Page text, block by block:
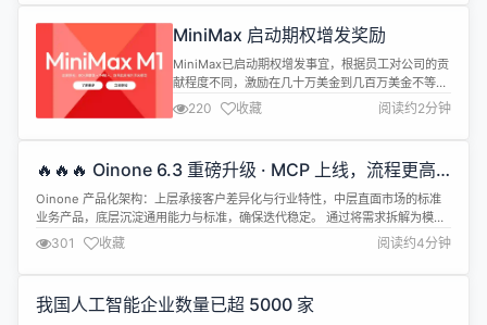
（约117亿美元），成为欧洲估值最高的人工智能企
的这笔投资旨在强化欧洲科技主权，减少欧...
MiniMax 启动期权增发奖励
MiniMax已启动期权增发事宜，根据员工对公司的贡
献程度不同，激励在几十万美金到几百万美金不等；
涵盖算法、工程等全序列核心贡献员工，以鼓励员工
大胆追求AGI。 据了解，本次期权发放来自于全员会
口头通知，不仅模型算法，产品、市场、增长、职能
续对突出贡献者进行即时期权激励。 官网资料显示，
MiniMax 成立于 2...
220 收藏 阅读约2分钟
🔥🔥🔥 Oinone 6.3 重磅升级 · MCP 上线，流程更高
效，数据可视化更灵活
Oinone 产品化架构：上层承接客户差异化与行业特性，中层直面市场的标准
业务产品，底层沉淀通用能力与标准，确保迭代稳定。 通过将需求拆解为模块
与扩展包，实现标准化与个性化在同一框架内协同；依托低 / 无代码一体化、
“被集成” 原则及国产化全栈支持， 保障生态适配与持续演进。现场演示中，标
准产品与个性化需求都能快速落地，开发到上线全程在统一规范下完成 Oin...
301 收藏 阅读约4分钟
我国人工智能企业数量已超 5000 家